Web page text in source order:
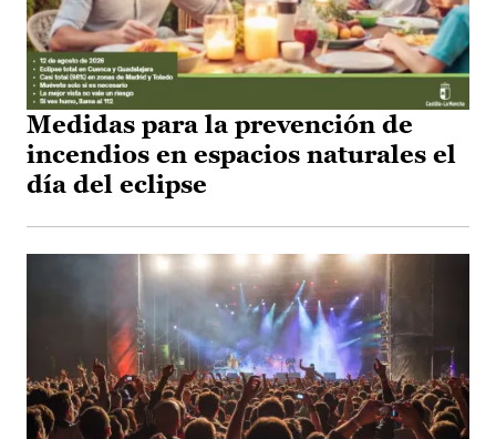
Medidas para la prevención de
incendios en espacios naturales el
día del eclipse